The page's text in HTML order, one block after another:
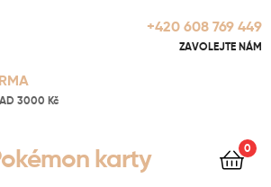
+420 608 769 449
ZAVOLEJTE NÁM
3000 Kč
karty 0